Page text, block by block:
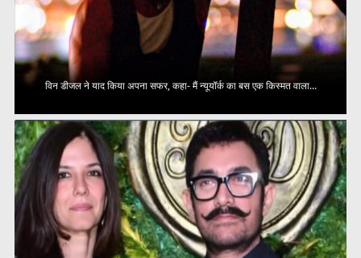
विन डीजल ने याद किया अपना सफर, कहा- मैं न्यूयॉर्क का बस एक किस्मत वाला...